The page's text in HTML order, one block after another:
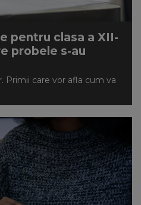
pentru clasa a XII-
probele s-au
Primii care vor afla cum va